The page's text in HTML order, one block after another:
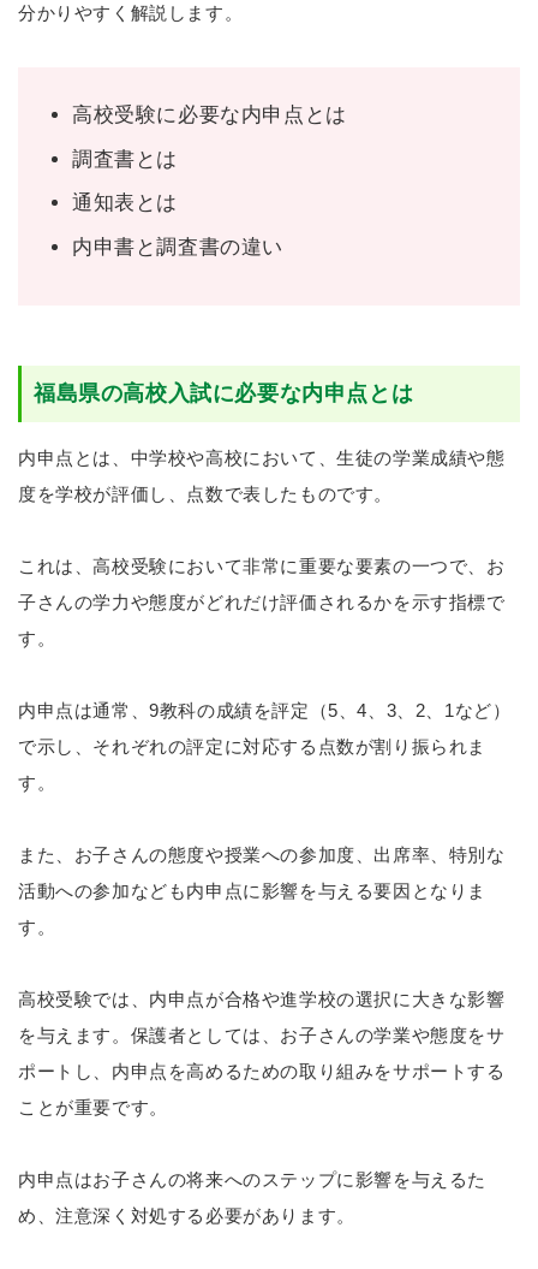
分かりやすく解説します。
高校受験に必要な内申点とは
調査書とは
通知表とは
内申書と調査書の違い
福島県の高校入試に必要な内申点とは
内申点とは、中学校や高校において、生徒の学業成績や態
度を学校が評価し、点数で表したものです。
これは、高校受験において非常に重要な要素の一つで、お
子さんの学力や態度がどれだけ評価されるかを示す指標で
す。
内申点は通常、9教科の成績を評定（5、4、3、2、1など）
で示し、それぞれの評定に対応する点数が割り振られま
す。
また、お子さんの態度や授業への参加度、出席率、特別な
活動への参加なども内申点に影響を与える要因となりま
す。
高校受験では、内申点が合格や進学校の選択に大きな影響
を与えます。保護者としては、お子さんの学業や態度をサ
ポートし、内申点を高めるための取り組みをサポートする
ことが重要です。
内申点はお子さんの将来へのステップに影響を与えるた
め、注意深く対処する必要があります。